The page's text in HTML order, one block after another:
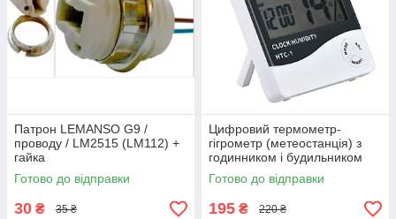
Патрон LEMANSO G9 /
проводу / LM2515 (LM112) +
гайка
Готово до відправки
30 ₴ 35 ₴
Цифровий термометр-
гігрометр (метеостанція) з
годинником і будильником
високоточний HTC-1 білий
Готово до відправки
195 ₴ 220 ₴